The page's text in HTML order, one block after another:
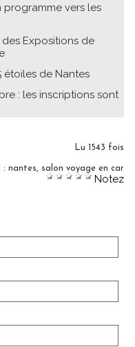
programme vers les
Expositions de
étoiles de Nantes
: les inscriptions sont
Lu 1543 fois
: nantes salon voyage en car
Notez